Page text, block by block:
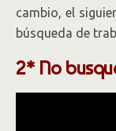
cambio, el
búsqueda de
2* No